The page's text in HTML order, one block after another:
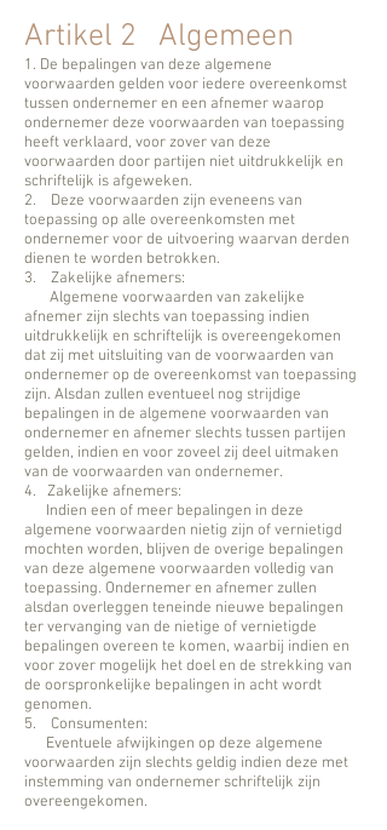
Artikel 2 Algemeen
1. De bepalingen van deze algemene
voorwaarden gelden voor iedere overeenkomst
tussen ondernemer en een afnemer waarop
ondernemer deze voorwaarden van toepassing
heeft verklaard, voor zover van deze
voorwaarden door partijen niet uitdrukkelijk en
schriftelijk is afgeweken.
2. Deze voorwaarden zijn eveneens van
toepassing op alle overeenkomsten met
ondernemer voor de uitvoering waarvan derden
dienen te worden betrokken.
3. Zakelijke afnemers:
Algemene voorwaarden van zakelijke
afnemer zijn slechts van toepassing indien
uitdrukkelijk en schriftelijk is overeengekomen
dat zij met uitsluiting van de voorwaarden van
ondernemer op de overeenkomst van toepassing
zijn. Alsdan zullen eventueel nog strijdige
bepalingen in de algemene voorwaarden van
ondernemer en afnemer slechts tussen partijen
gelden, indien en voor zoveel zij deel uitmaken
van de voorwaarden van ondernemer.
4. Zakelijke afnemers:
Indien een of meer bepalingen in deze
algemene voorwaarden nietig zijn of vernietigd
mochten worden, blijven de overige bepalingen
van deze algemene voorwaarden volledig van
toepassing. Ondernemer en afnemer zullen
alsdan overleggen teneinde nieuwe bepalingen
ter vervanging van de nietige of vernietigde
bepalingen overeen te komen, waarbij indien en
voor zover mogelijk het doel en de strekking van
de oorspronkelijke bepalingen in acht wordt
genomen.
5. Consumenten:
Eventuele afwijkingen op deze algemene
voorwaarden zijn slechts geldig indien deze met
instemming van ondernemer schriftelijk zijn
overeengekomen.